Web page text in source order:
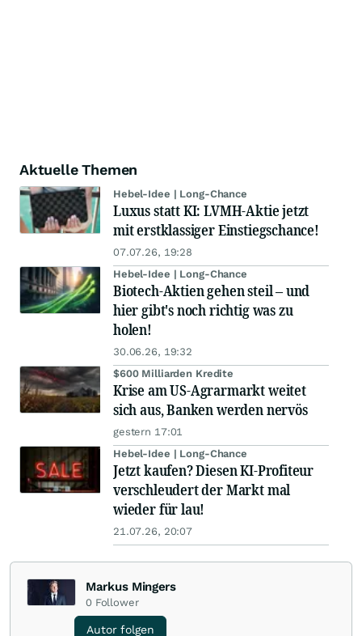
Aktuelle Themen
Hebel-Idee | Long-Chance
Luxus statt KI: LVMH-Aktie jetzt
mit erstklassiger Einstiegschance!
07.07.26, 19:28
Hebel-Idee | Long-Chance
Biotech-Aktien gehen steil – und
hier gibt's noch richtig was zu
holen!
30.06.26, 19:32
$600 Milliarden Kredite
Krise am US-Agrarmarkt weitet
sich aus, Banken werden nervös
gestern 17:01
Hebel-Idee | Long-Chance
Jetzt kaufen? Diesen KI-Profiteur
verschleudert der Markt mal
wieder für lau!
21.07.26, 20:07
Markus Mingers
0 Follower
Autor folgen